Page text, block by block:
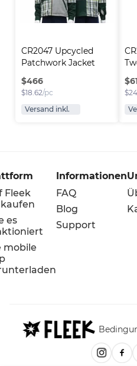
CR2047 Upcycled
Patchwork Jacket
$466
$18.62/pc
Versand inkl.
$
$
Fleek
es
mobile
Informationen
FAQ
Blog
Support